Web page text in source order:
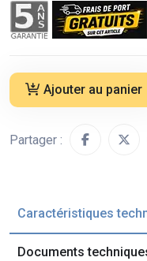
Ajouter au panier
Partager :
Caractéristiques
Documents